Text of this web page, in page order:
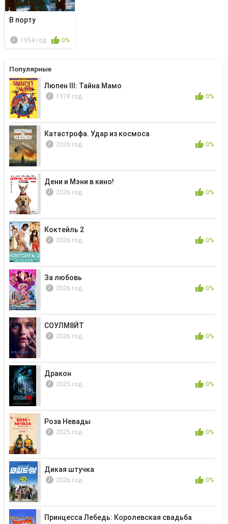
Популярные
Люпен III: Тайна Мамо
1978 год 0%
Катастрофа. Удар из космоса
2026 год 0%
Дени и Мэни в кино!
2026 год 0%
Коктейль 2
2026 год 0%
За любовь
2026 год 0%
СОУЛМ8ЙТ
2026 год 0%
Дракон
2025 год 0%
Роза Невады
2025 год 0%
Дикая штучка
2026 год 0%
Принцесса Лебедь: Королевская свадьба
В порту
1954 год 0%